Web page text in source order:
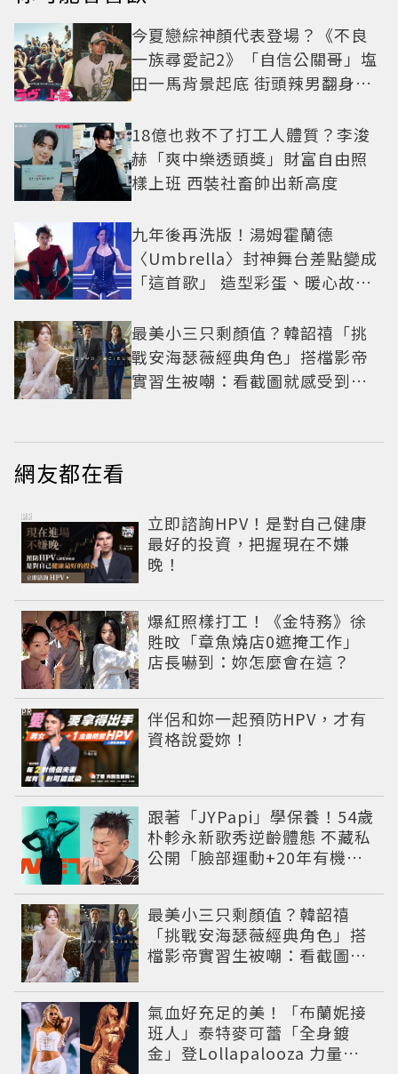
今夏戀綜神顏代表登場？《不良
一族尋愛記2》「自信公關哥」塩
田一馬背景起底 街頭辣男翻身當
18億也救不了打工人體質？李浚
赫「爽中樂透頭獎」財富自由照
樣上班 西裝社畜帥出新高度
九年後再洗版！湯姆霍蘭德
〈Umbrella〉封神舞台差點變成
「這首歌」 造型彩蛋、暖心故事
最美小三只剩顏值？韓韶禧「挑
戰安海瑟薇經典角色」搭檔影帝
實習生被嘲：看截圖就感受到演
網友都在看
立即諮詢HPV！是對自己健康
最好的投資，把握現在不嫌
晚！
PR
爆紅照樣打工！《金特務》徐
貹旼「章魚燒店0遮掩工作」
店長嚇到：妳怎麼會在這？
伴侶和妳一起預防HPV，才有
資格說愛妳！
PR
跟著「JYPapi」學保養！54歲
朴軫永新歌秀逆齡體態 不藏私
公開「臉部運動+20年有機飲
最美小三只剩顏值？韓韶禧
「挑戰安海瑟薇經典角色」搭
檔影帝實習生被嘲：看截圖就
氣血好充足的美！「布蘭妮接
班人」泰特麥可蕾「全身鍍
金」登Lollapalooza 力量感